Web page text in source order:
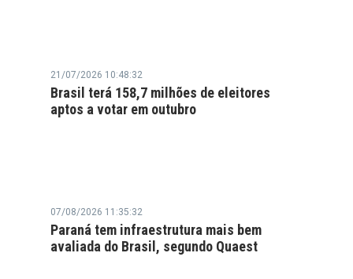
21/07/2026 10:48:32
Brasil terá 158,7 milhões de eleitores
aptos a votar em outubro
07/08/2026 11:35:32
Paraná tem infraestrutura mais bem
avaliada do Brasil, segundo Quaest